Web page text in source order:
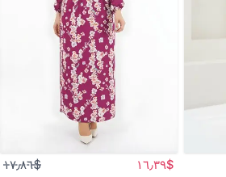
$١٦٫٣٩ $١٧٫٨٦